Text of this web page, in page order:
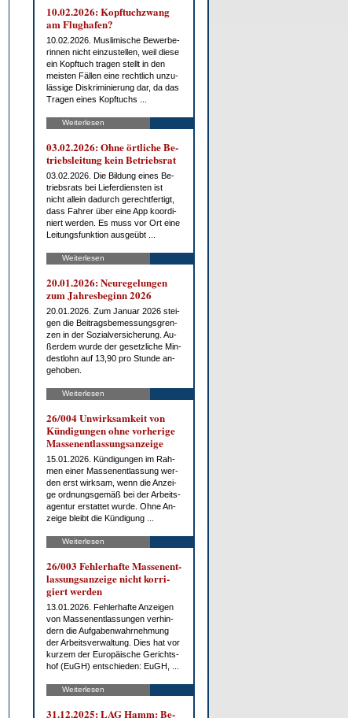
10.02.2026: Kopf­tuch­zwang
am Flug­ha­fen?
10.02.2026. Mus­li­mi­sche Be­wer­be­
rin­nen nicht ein­zu­stel­len, weil die­se
ein Kopf­tuch tra­gen stellt in den
meis­ten Fäl­len ei­ne recht­lich un­zu­
läs­si­ge Dis­kri­mi­nie­rung dar, da das
Tra­gen ei­nes Kopf­tuchs ...
Weiterlesen
03.02.2026: Oh­ne ört­li­che Be­
triebs­lei­tung kein Be­triebs­rat
03.02.2026. Die Bil­dung ei­nes Be­
triebs­rats bei Lie­fer­diens­ten ist
nicht al­lein da­durch ge­recht­fer­tigt,
dass Fah­rer über ei­ne App ko­or­di­
niert wer­den. Es muss vor Ort ei­ne
Lei­tungs­funk­ti­on aus­ge­übt ...
Weiterlesen
20.01.2026: Neu­re­ge­lun­gen
zum Jah­res­be­ginn 2026
20.01.2026. Zum Ja­nu­ar 2026 stei­
gen die Bei­trags­be­mes­sungs­gren­
zen in der So­zi­al­ver­si­che­rung. Au­
ßer­dem wur­de der ge­setz­li­che Min­
dest­lohn auf 13,90 pro St­un­de an­
ge­ho­ben.
Weiterlesen
26/004 Un­wirk­sam­keit von
Kün­di­gun­gen oh­ne vor­he­ri­ge
Mas­sen­ent­las­sungs­an­zei­ge
15.01.2026. Kün­di­gun­gen im Rah­
men ei­ner Mas­sen­ent­las­sung wer­
den erst wirk­sam, wenn die An­zei­
ge ord­nungs­ge­mäß bei der Ar­beits­
agen­tur er­stat­tet wur­de. Oh­ne An­
zei­ge bleibt die Kün­di­gung ...
Weiterlesen
26/003 Feh­ler­haf­te Mas­sen­ent­
las­sungs­an­zei­ge nicht kor­ri­
giert wer­den
13.01.2026. Feh­ler­haf­te An­zei­gen
von Mas­sen­ent­las­sun­gen ver­hin­
dern die Auf­ga­ben­wahr­neh­mung
der Ar­beits­ver­wal­tung. Dies hat vor
kur­zem der Eu­ro­päi­sche Ge­richts­
hof (EuGH) ent­schie­den: EuGH, ...
Weiterlesen
31.12.2025: LAG Hamm: Be­